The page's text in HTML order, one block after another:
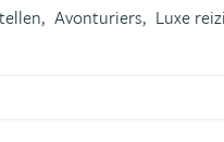
Avonturiers, Luxe